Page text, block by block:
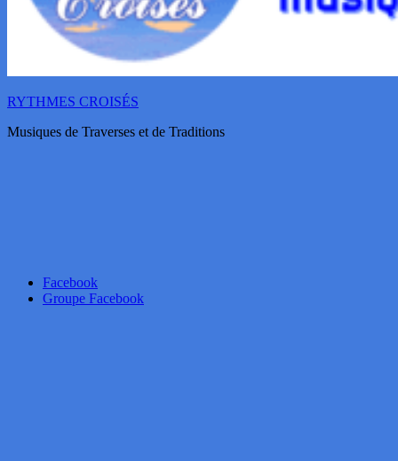
RYTHMES CROISÉS
Musiques de Traverses et de Traditions
Facebook
Groupe Facebook